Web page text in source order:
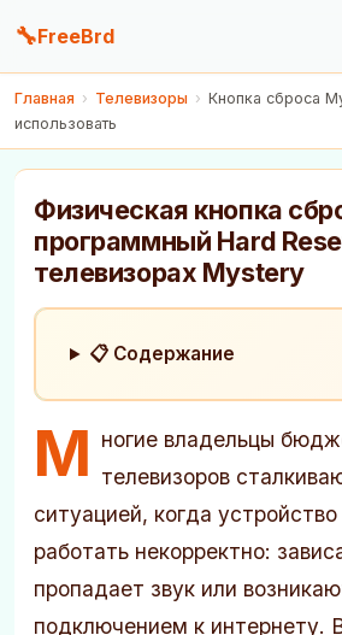
🔧FreeBrd
Главная › Телевизоры › Кнопка сброса
использовать
Физическая кнопка
программный Hard
телевизорах Mystery
📋 Содержание
М ногие владельцы
телевизоров
ситуацией, когда
работать некорректно:
пропадает звук или
подключением к интернету.